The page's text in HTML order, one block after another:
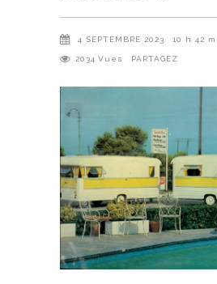
4 SEPTEMBRE 2023 10 h 42
2034 Vues PARTAGEZ